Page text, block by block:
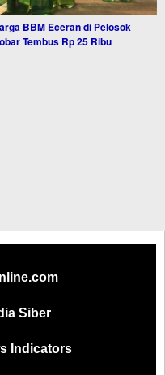
BBM Eceran di Pelosok
Tembus Rp 25 Ribu
Siber
Indicators